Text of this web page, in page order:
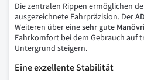
Die zentralen Rippen ermöglichen
ausgezeichnete Fahrpräzision. Der
Weiteren über einesehrgute
Fahrkomfort bei dem Gebrauch auf
Untergrund steigern.
Eine exzellente Stabilität